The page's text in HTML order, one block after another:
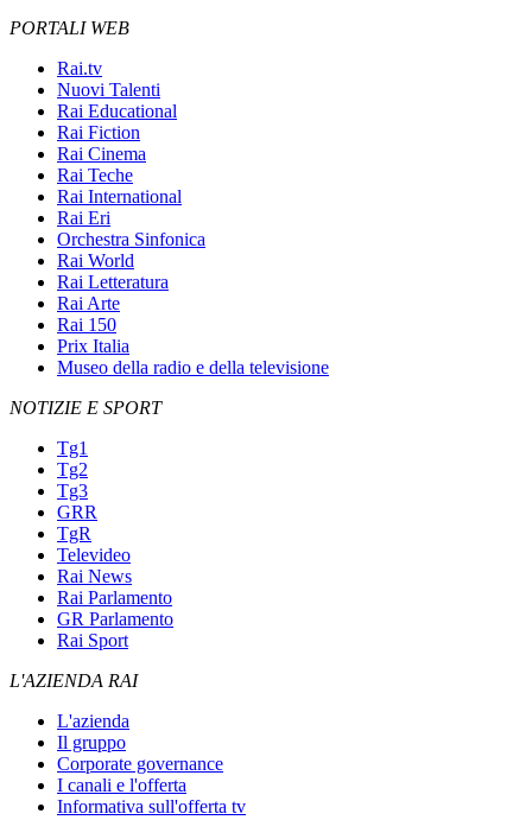
PORTALI WEB
Rai.tv
Nuovi Talenti
Rai Educational
Rai Fiction
Rai Cinema
Rai Teche
Rai International
Rai Eri
Orchestra Sinfonica
Rai World
Rai Letteratura
Rai Arte
Rai 150
Prix Italia
Museo della radio e della televisione
NOTIZIE E SPORT
Tg1
Tg2
Tg3
GRR
TgR
Televideo
Rai News
Rai Parlamento
GR Parlamento
Rai Sport
L'AZIENDA RAI
L'azienda
Il gruppo
Corporate governance
I canali e l'offerta
Informativa sull'offerta tv